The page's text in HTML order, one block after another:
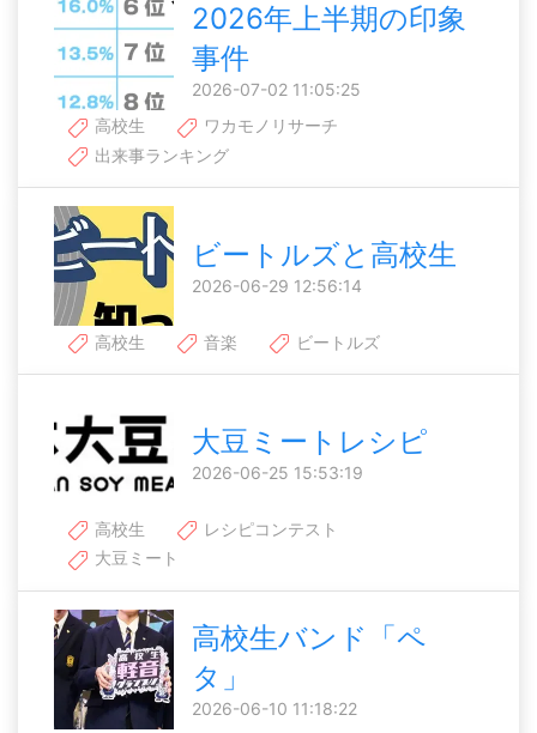
2026年上半期の印象
事件
2026-07-02 11:05:25
高校生
ワカモノリサーチ
出来事ランキング
ビートルズと高校生
2026-06-29 12:56:14
高校生 音楽 ビートルズ
大豆ミートレシピ
2026-06-25 15:53:19
高校生
レシピコンテスト
大豆ミート
高校生バンド「ペ
タ」
2026-06-10 11:18:22